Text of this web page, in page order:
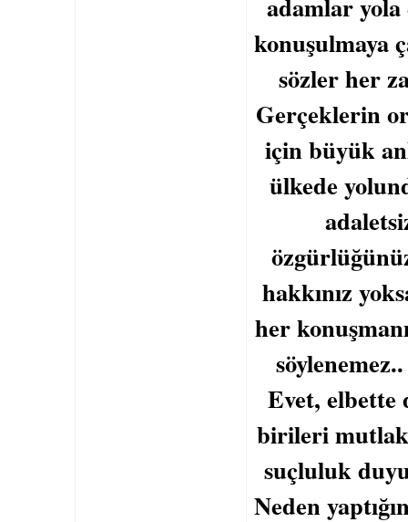
konuşulmaya
sözler her
Gerçeklerin
için büyük
ülkede
hakkınız
her
Evet, elbette
birileri
suçluluk
Neden